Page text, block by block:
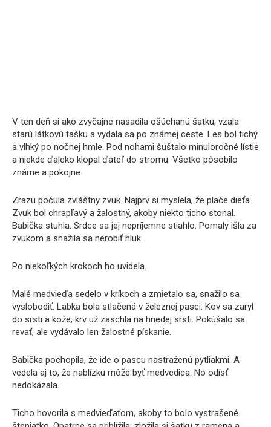
V ten deň si ako zvyčajne nasadila ošúchanú šatku, vzala
starú látkovú tašku a vydala sa po známej ceste. Les bol tichý
a vlhký po nočnej hmle. Pod nohami šuštalo minuloročné lístie
a niekde ďaleko klopal ďateľ do stromu. Všetko pôsobilo
známe a pokojne.
Zrazu počula zvláštny zvuk. Najprv si myslela, že plače dieťa.
Zvuk bol chrapľavý a žalostný, akoby niekto ticho stonal.
Babička stuhla. Srdce sa jej nepríjemne stiahlo. Pomaly išla za
zvukom a snažila sa nerobiť hluk.
Po niekoľkých krokoch ho uvidela.
Malé medvieďa sedelo v kríkoch a zmietalo sa, snažilo sa
vyslobodiť. Labka bola stlačená v železnej pasci. Kov sa zaryl
do srsti a kože; krv už zaschla na hnedej srsti. Pokúšalo sa
revať, ale vydávalo len žalostné pískanie.
Babička pochopila, že ide o pascu nastraženú pytliakmi. A
vedela aj to, že nablízku môže byť medvedica. No odísť
nedokázala.
Ticho hovorila s medvieďaťom, akoby to bolo vystrašené